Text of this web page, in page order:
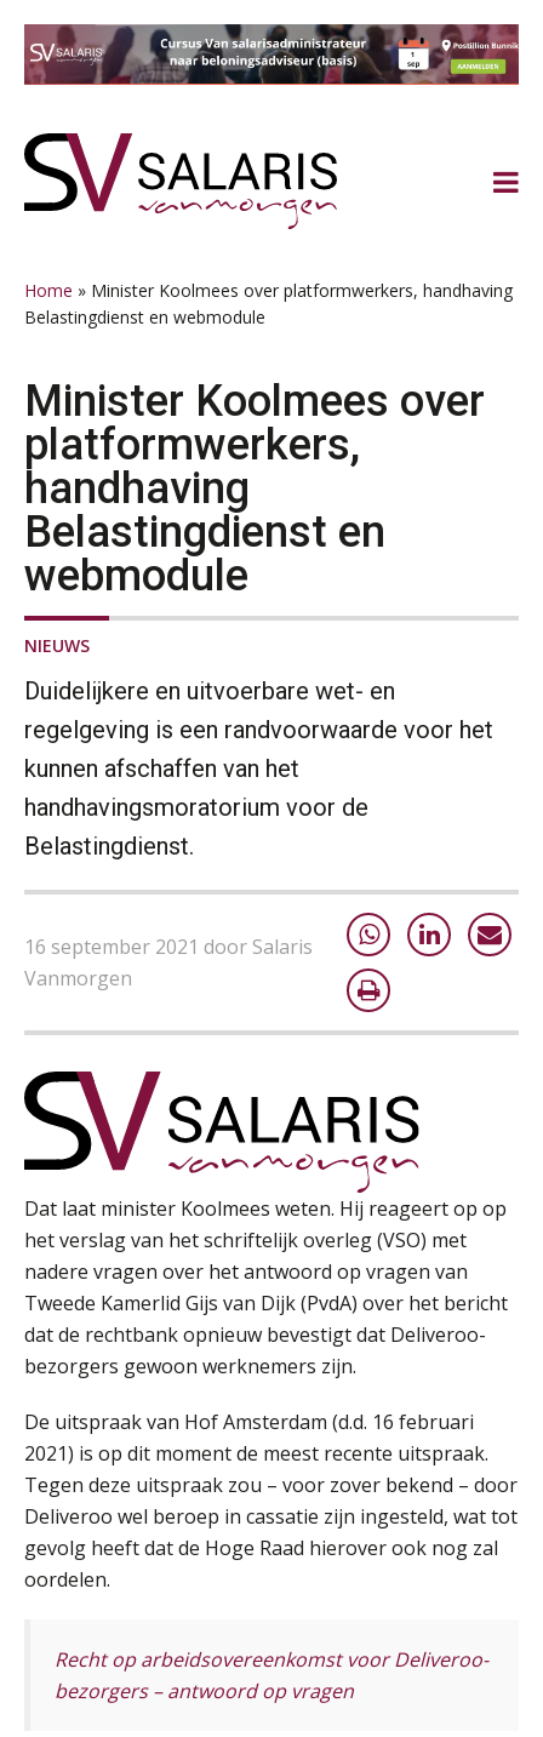
naar
hoofdnavigatie
naar
hoofd
naar
eerste
naar
voettekst
Home » Minister Koolmees over platformwerkers, handhaving
Belastingdienst en webmodule
Minister Koolmees over
platformwerkers,
handhaving
Belastingdienst en
webmodule
NIEUWS
Duidelijkere en uitvoerbare wet- en
regelgeving is een randvoorwaarde voor het
kunnen afschaffen van het
handhavingsmoratorium voor de
Belastingdienst.
16 september 2021 door Salaris
Vanmorgen
Dat laat minister Koolmees weten. Hij reageert op op
het verslag van het schriftelijk overleg (VSO) met
nadere vragen over het antwoord op vragen van
Tweede Kamerlid Gijs van Dijk (PvdA) over het bericht
dat de rechtbank opnieuw bevestigt dat Deliveroo-
bezorgers gewoon werknemers zijn.
De uitspraak van Hof Amsterdam (d.d. 16 februari
2021) is op dit moment de meest recente uitspraak.
Tegen deze uitspraak zou – voor zover bekend – door
Deliveroo wel beroep in cassatie zijn ingesteld, wat tot
gevolg heeft dat de Hoge Raad hierover ook nog zal
oordelen.
Recht op arbeidsovereenkomst voor Deliveroo-
bezorgers – antwoord op vragen